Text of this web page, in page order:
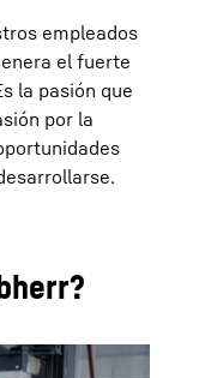
empleados
el fuerte
la pasión que
por la